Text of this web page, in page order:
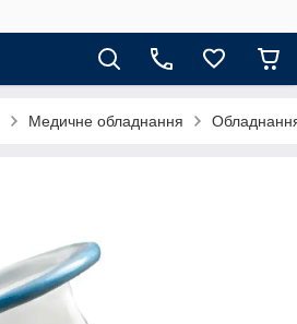
Медичне обладнання